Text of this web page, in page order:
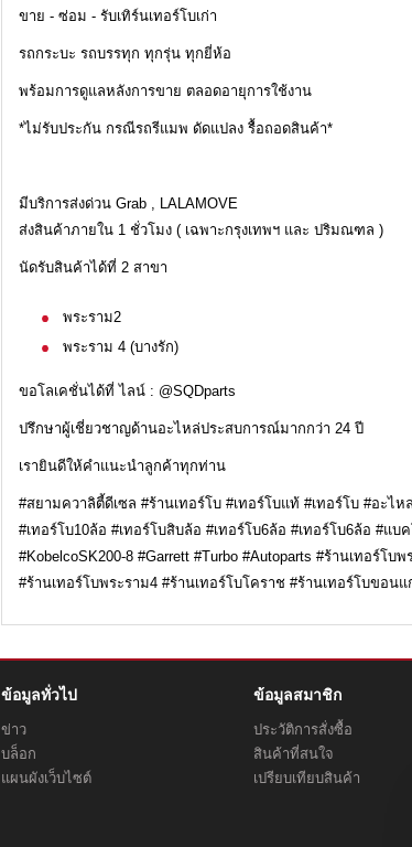
ขาย - ซ่อม - รับเทิร์นเทอร์โบเก่า
รถกระบะ รถบรรทุก ทุกรุ่น ทุกยี่ห้อ
พร้อมการดูแลหลังการขาย ตลอดอายุการใช้งาน
*ไม่รับประกัน กรณีรถรีแมพ ดัดแปลง รื้อถอดสินค้า*
มีบริการส่งด่วน Grab , LALAMOVE
ส่งสินค้าภายใน 1 ชั่วโมง ( เฉพาะกรุงเทพฯ และ ปริมณฑล )
นัดรับสินค้าได้ที่ 2 สาขา
พระราม2
พระราม 4 (บางรัก)
ขอโลเคชั่นได้ที่ ไลน์ : @SQDparts
ปรึกษาผู้เชี่ยวชาญด้านอะไหล่ประสบการณ์มากกว่า 24 ปี
เรายินดีให้คำแนะนำลูกค้าทุกท่าน
#สยามควาลิตี้ดีเซล #ร้านเทอร์โบ #เทอร์โบแท้ #เทอร์โบ #อะไ
#เทอร์โบ10ล้อ #เทอร์โบสิบล้อ #เทอร์โบ6ล้อ #เทอร์โบ6ล้อ #แบ
#KobelcoSK200-8 #Garrett #Turbo #Autoparts #ร้านเทอร์โบ
#ร้านเทอร์โบพระราม4 #ร้านเทอร์โบโคราช #ร้านเทอร์โบขอน
ข้อมูลทั่วไป
ข่าว
บล็อก
แผนผังเว็บไซต์
ข้อมูลสมาชิก
ประวัติการสั่งซื้อ
สินค้าที่สนใจ
เปรียบเทียบสินค้า